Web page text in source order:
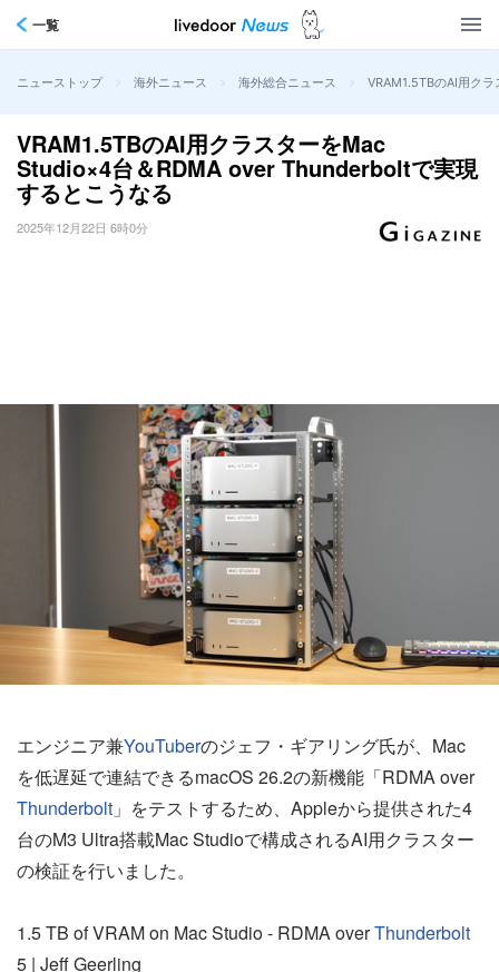
一覧
ニューストップ > 海外ニュース > 海外総合ニュース > VRAM1.5TBのAI用ク
VRAM1.5TBのAI用クラスターをMac
Studio×4台＆RDMA over Thunderboltで実現
するとこうなる
2025年12月22日 6時0分
エンジニア兼YouTuberのジェフ・ギアリング氏が、Mac
を低遅延で連結できるmacOS 26.2の新機能「RDMA over
Thunderbolt 」をテストするため、Appleから提供された4
台のM3 Ultra搭載Mac Studioで構成されるAI用クラスター
の検証を行いました。
1.5 TB of VRAM on Mac Studio - RDMA overThunderbolt
5 | Jeff Geerling